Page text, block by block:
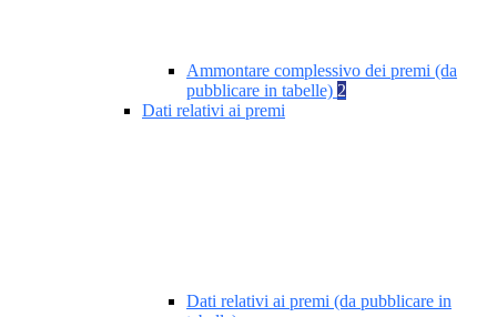
Ammontare complessivo dei premi (da
pubblicare in tabelle) 2
Dati relativi ai premi
Dati relativi ai premi (da pubblicare in